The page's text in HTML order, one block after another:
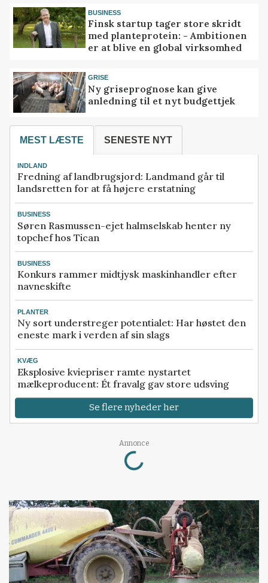
BUSINESS
Finsk startup tager store skridt
med planteprotein: - Ambitionen
er at blive en global virksomhed
GRISE
Ny griseprognose kan give
anledning til et nyt budgettjek
MEST LÆSTE SENESTE NYT
INDLAND
Fredning af landbrugsjord: Landmand går til
landsretten for at få højere erstatning
BUSINESS
Søren Rasmussen-ejet halmselskab henter ny
topchef hos Tican
BUSINESS
Konkurs rammer midtjysk maskinhandler efter
navneskifte
PLANTER
Ny sort understreger potentialet: Har høstet den
eneste mark i verden af sin slags
KVÆG
Eksplosive kviepriser ramte nystartet
mælkeproducent: Ét fravalg gav store udsving
Se flere nyheder her
Annonce
Loading...